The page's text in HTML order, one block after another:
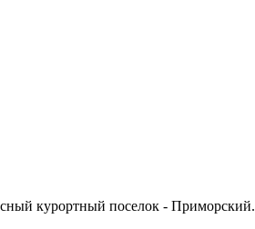
курортный поселок - Приморский.